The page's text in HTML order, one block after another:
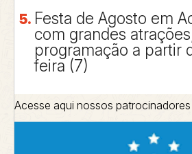
Festa de Agosto em
com grandes
programação a partir
feira (7)
Acesse aqui nossos patrocinadores